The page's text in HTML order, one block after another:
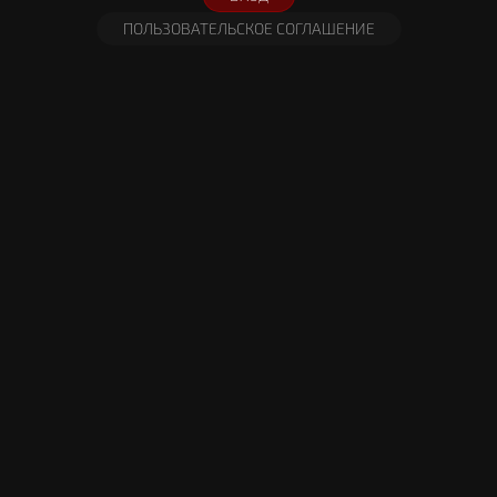
ПОЛЬЗОВАТЕЛЬСКОЕ СОГЛАШЕНИЕ